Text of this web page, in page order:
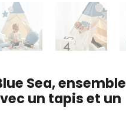
Sea, ensemble
un tapis et un